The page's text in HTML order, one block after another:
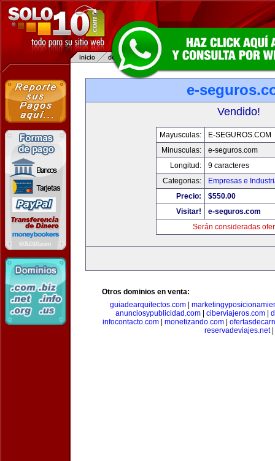
e-
Vendido!
Mayusculas:
E-SEGUROS.COM
Minusculas:
e-seguros.com
Longitud:
9 caracteres
Categorias:
Empresas e
Precio:
$550.00
Visitar!
e-seguros.com
Serán consideradas
Otros dominios en venta:
guiadearquitectos.com
anunciosypublicidad.com| ciberviajeros.com|
infocontacto.com
monetizando.com
reservadeviajes.net|